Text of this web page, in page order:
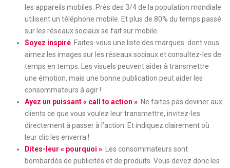
les appareils mobiles. Près des 3/4 de la population mondiale
utilisent un téléphone mobile. Et plus de 80% du temps passé
sur les réseaux sociaux se fait sur mobile.
Soyez inspiré. Faites-vous une liste des marques dont vous
aimez les images sur les réseaux sociaux et consultez-les de
temps en temps. Les visuels peuvent aider à transmettre
une émotion, mais une bonne publication peut aider les
consommateurs à agir !
Ayez un puissant « call to action ». Ne faites pas deviner aux
clients ce que vous voulez leur transmettre, invitez-les
directement à passer à l’action. Et indiquez clairement où
leur clic les enverra !
Dites-leur « pourquoi ». Les consommateurs sont
bombardés de publicités et de produits. Vous devez donc les